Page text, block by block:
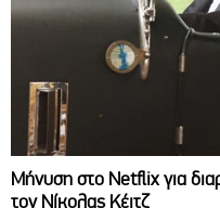
Μήνυση στο Netflix για
τον Νίκολας Κέιτζ